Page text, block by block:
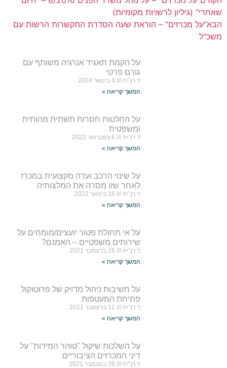
על הקמת תאגיד אנרגיה משותף עם
גורם פרטי
ד.רן־יה
4 בינואר 2024
המשך קריאה »
על החלטות חסרות תשתית מהותית
ומשפטית
ד.רן־יה
6 בפברואר 2022
המשך קריאה »
על שינוי הרכב ועדה מקצועית במכרז
לאחר שזו מסרה את המלצותיה
ד.רן־יה
16 בינואר 2022
המשך קריאה »
על אי תחולת פטור יועצים/מומחים על
שירותים משפטיים – האמנם?
ד.רן־יה
26 בדצמבר 2021
המשך קריאה »
על חשיבות ניהול מדויק של פרוטוקול
פתיחת המעטפות
ד.רן־יה
12 בדצמבר 2021
המשך קריאה »
על השלכות שיקול "טוהר המידות" על
דיני המכרזים הציבוריים
ד.רן־יה
28 בנובמבר 2021
שאחרי" (גיליון לרשויות מקומיות)
הבא"על מכרזים" – הוראת שעה הסדרת התקשרות הרשות עם
משכ"ל